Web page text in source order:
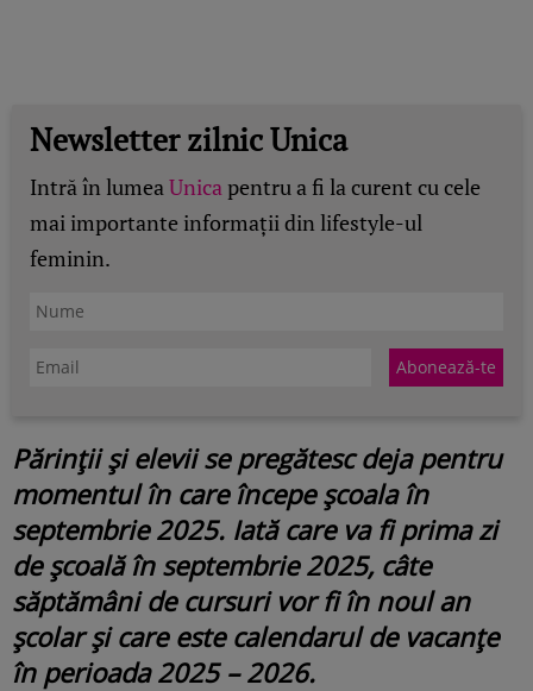
Newsletter zilnic Unica
Intră în lumeaUnicapentru a fi la curent cu cele
mai importante informații din lifestyle-ul
feminin.
Părinții și elevii se pregătesc deja pentru
momentul în care începe școala în
septembrie 2025. Iată care va fi prima zi
de școală în septembrie 2025, câte
săptămâni de cursuri vor fi în noul an
școlar și care este calendarul de vacanțe
în perioada 2025 – 2026.